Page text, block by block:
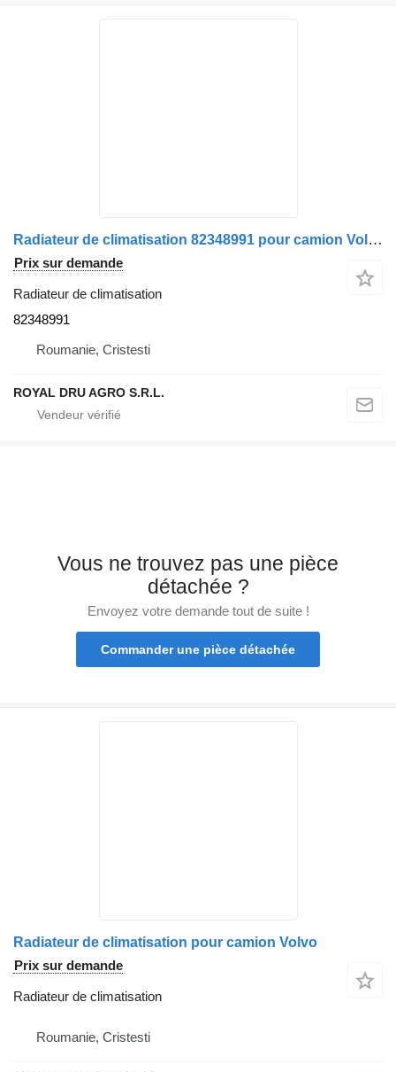
Radiateur de climatisation 82348991 pour camion Volvo FH
Prix sur demande
Radiateur de climatisation
82348991
Roumanie, Cristesti
ROYAL DRU AGRO S.R.L.
Vous ne trouvez pas une pièce
détachée ?
Envoyez votre demande tout de suite !
Commander une pièce détachée
Radiateur de climatisation pour camion Volvo
Prix sur demande
Radiateur de climatisation
Roumanie, Cristesti